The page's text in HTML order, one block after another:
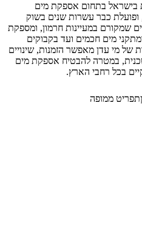
בישראל בתחום אספקת מים
ופועלת כבר עשרות שנים בשוק
שמקורם במעיינות חרמון, ומספקת
מים חכמים ועד בקבוקים
של מי עדן מאפשר הזמנות, שינויים
במטרה להבטיח אספקת מים
בכל רחבי הארץ.
תפריט ממופה